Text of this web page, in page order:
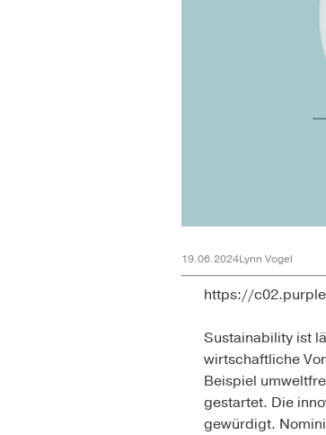
19.06.2024Lynn Vogel
https://
Sustainability ist
wirtschaftliche
Beispiel
gestartet. Die
gewürdigt.